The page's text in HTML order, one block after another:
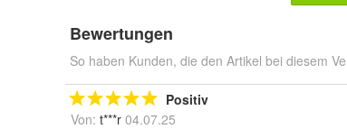
Bewertungen
So haben Kunden, die den Artikel bei diesem
Positiv
Von: t***r 04.07.25